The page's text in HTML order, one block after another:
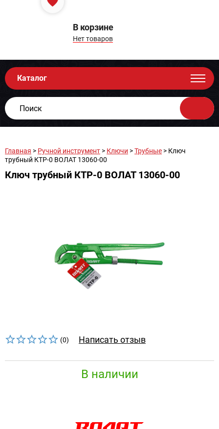
В корзине
Нет товаров
Каталог
Главная > Ручной инструмент > Ключи >Трубные > Ключ
трубный КТР-0 ВОЛАТ 13060-00
Ключ трубный КТР-0 ВОЛАТ 13060-00
(0) Написать отзыв
В наличии